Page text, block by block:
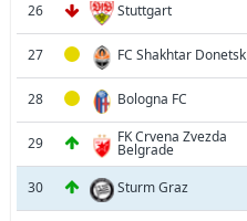
26 Stuttgart
27 FC Shakhtar Donetsk
28 Bologna FC
29 FK Crvena Zvezda
Belgrade
30 Sturm Graz